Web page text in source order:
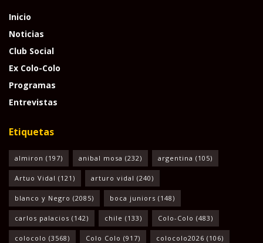
Inicio
Noticias
Club Social
Ex Colo-Colo
Programas
Entrevistas
Etiquetas
almiron (197) anibal mosa (232) argentina (105)
Artuo Vidal (121) arturo vidal (240)
blanco y Negro (2085) boca juniors (148)
carlos palacios (142) chile (133) Colo-Colo (483)
colocolo (3568) Colo Colo (917) colocolo2026 (106)